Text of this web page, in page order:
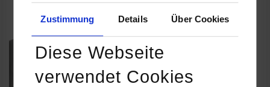
Zustimmung Details Über Cookies
Diese Webseite
verwendet Cookies